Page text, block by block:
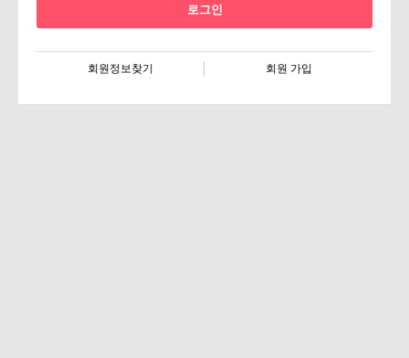
회원정보찾기 회원 가입